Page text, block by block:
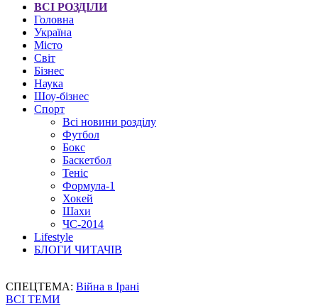
ВСІ РОЗДІЛИ
Головна
Україна
Місто
Світ
Бізнес
Наука
Шоу-бізнес
Спорт
Всі новини розділу
Футбол
Бокс
Баскетбол
Теніс
Формула-1
Хокей
Шахи
ЧС-2014
Lifestyle
БЛОГИ ЧИТАЧІВ
СПЕЦТЕМА: Війна в Ірані
ВСІ ТЕМИ